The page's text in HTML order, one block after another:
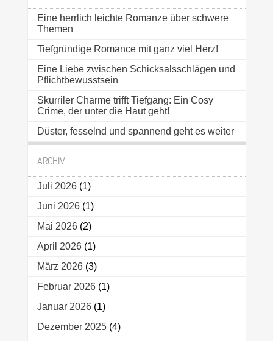
Eine herrlich leichte Romanze über schwere
Themen
Tiefgründige Romance mit ganz viel Herz!
Eine Liebe zwischen Schicksalsschlägen und
Pflichtbewusstsein
Skurriler Charme trifft Tiefgang: Ein Cosy
Crime, der unter die Haut geht!
Düster, fesselnd und spannend geht es weiter
ARCHIV
Juli 2026(1)
Juni 2026(1)
Mai 2026(2)
April 2026(1)
März 2026(3)
Februar 2026(1)
Januar 2026(1)
Dezember 2025(4)